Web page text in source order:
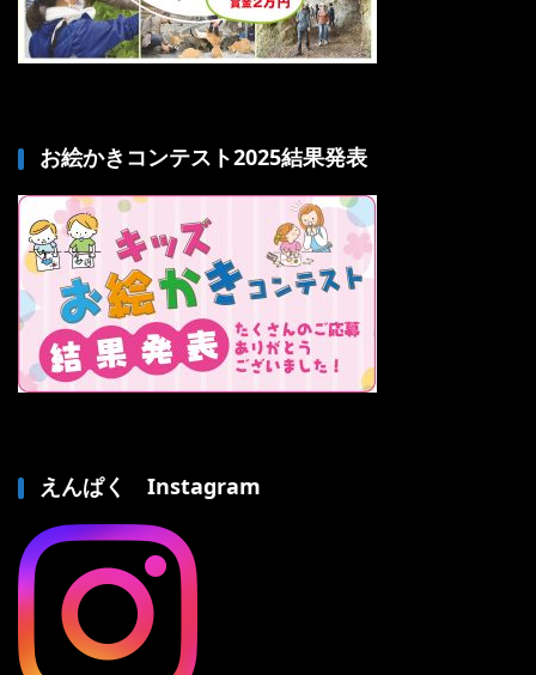
お絵かきコンテスト2025結果発表
えんぱく Instagram